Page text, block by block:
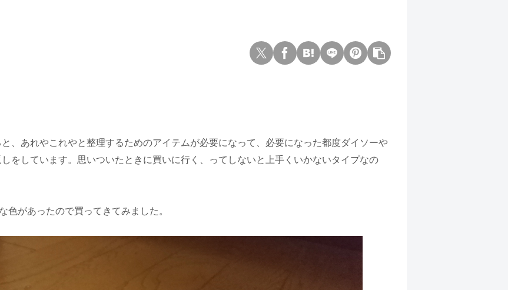
、あれやこれやと整理するためのアイテムが必要になって、必要になった都度ダイソーや
をしています。思いついたときに買いに行く、ってしないと上手くいかないタイプなの
があったので買ってきてみました。